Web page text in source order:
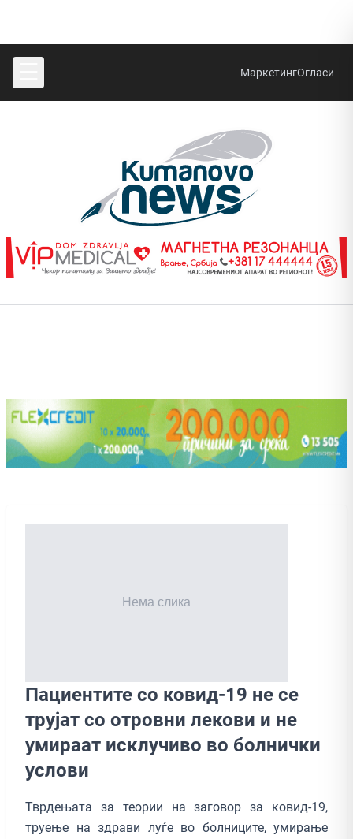
МаркетингОгласи
Пациентите со ковид-19 не се
трујат со отровни лекови и не
умираат исклучиво во болнички
услови
Тврдењата за теории на заговор за ковид-19,
труење на здрави луѓе во болниците, умирање